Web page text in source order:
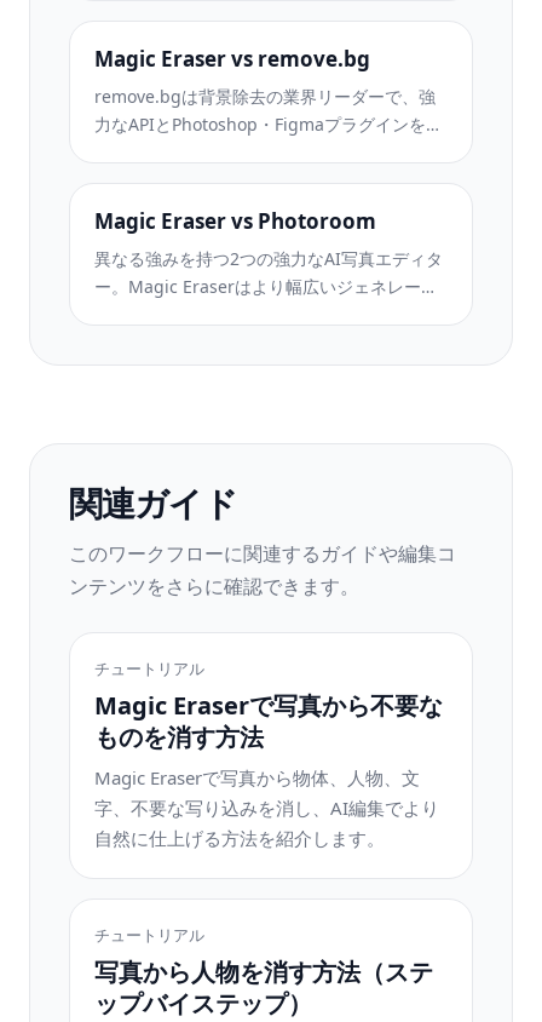
処理機能を備えています。両者の違いをご覧
ください。
Magic Eraser vs remove.bg
remove.bgは背景除去の業界リーダーで、強
力なAPIとPhotoshop・Figmaプラグインを提
除去、生成塗りつぶし、AI高画質化、デザイ
ンなど8つのAIツールを1つのエディターに統
合しています。
Magic Eraser vs Photoroom
異なる強みを持つ2つの強力なAI写真エディタ
ー。Magic Eraserはより幅広いジェネレーテ
なたのワークフローに合うのはどちらか確認
関連ガイド
このワークフローに関連するガイドや編集コ
ンテンツをさらに確認できます。
チュートリアル
Magic Eraserで写真から不要な
ものを消す方法
Magic Eraserで写真から物体、人物、文
字、不要な写り込みを消し、AI編集でより
自然に仕上げる方法を紹介します。
チュートリアル
写真から人物を消す方法（ステ
ップバイステップ）